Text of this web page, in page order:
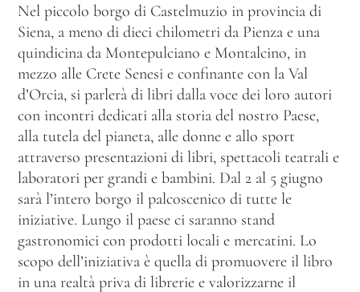
Nel piccolo borgo di Castelmuzio in provincia di
Siena, a meno di dieci chilometri da Pienza e una
quindicina da Montepulciano e Montalcino, in
mezzo alle Crete Senesi e confinante con la Val
d’Orcia, si parlerà di libri dalla voce dei loro autori
con incontri dedicati alla storia del nostro Paese,
alla tutela del pianeta, alle donne e allo sport
attraverso presentazioni di libri, spettacoli teatrali e
laboratori per grandi e bambini. Dal 2 al 5 giugno
sarà l’intero borgo il palcoscenico di tutte le
iniziative. Lungo il paese ci saranno stand
gastronomici con prodotti locali e mercatini. Lo
scopo dell’iniziativa è quella di promuovere il libro
in una realtà priva di librerie e valorizzarne il